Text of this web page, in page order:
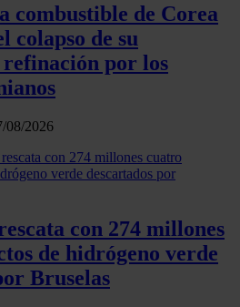
con nuestros partners de redes
web, quienes pueden
les haya proporcionado o que
que haya hecho de sus servicios.
combustible de Corea
colapso de su
refinación por los
08/2026
con 274 millones
de hidrógeno verde
Bruselas